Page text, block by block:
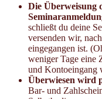
Die Überweisung
schließt du deine
versenden wir,
eingegangen ist.
weniger Tage eine
und Kontoeingang
Überwiesen wird
Bar- und